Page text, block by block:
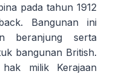
pada tahun 1912
Bangunan ini
beranjung serta
bangunan British.
milik Kerajaan